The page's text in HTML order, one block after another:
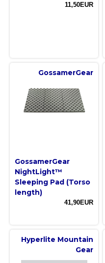
11,50EUR
GossamerGear
GossamerGear
NightLight™
Sleeping Pad (Torso
length)
41,90EUR
Hyperlite Mountain
Gear